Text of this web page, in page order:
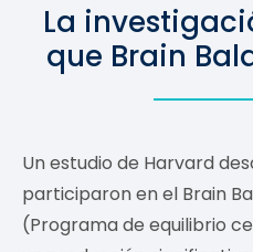
La
que Brain
Un estudio de Harvard
participaron en el Brain
(Programa de equilibrio